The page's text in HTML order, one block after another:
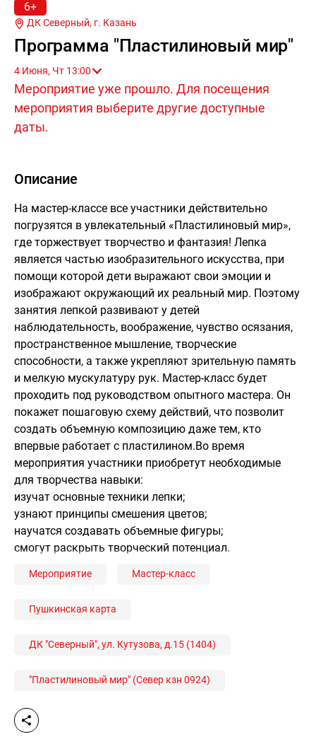
6+
ДК Северный, г. Казань
Программа "Пластилиновый мир"
4 Июня, Чт 13:00
Мероприятие уже прошло. Для посещения
мероприятия выберите другие доступные
даты.
Описание
На мастер-классе все участники действительно
погрузятся в увлекательный «Пластилиновый мир»,
где торжествует творчество и фантазия! Лепка
является частью изобразительного искусства, при
помощи которой дети выражают свои эмоции и
изображают окружающий их реальный мир. Поэтому
занятия лепкой развивают у детей
наблюдательность, воображение, чувство осязания,
пространственное мышление, творческие
способности, а также укрепляют зрительную память
и мелкую мускулатуру рук. Мастер-класс будет
проходить под руководством опытного мастера. Он
покажет пошаговую схему действий, что позволит
создать объемную композицию даже тем, кто
впервые работает с пластилином.Во время
мероприятия участники приобретут необходимые
для творчества навыки:
изучат основные техники лепки;
узнают принципы смешения цветов;
научатся создавать объемные фигуры;
смогут раскрыть творческий потенциал.
Мероприятие Мастер-класс
Пушкинская карта
ДК "Северный", ул. Кутузова, д.15 (1404)
"Пластилиновый мир" (Север кзн 0924)